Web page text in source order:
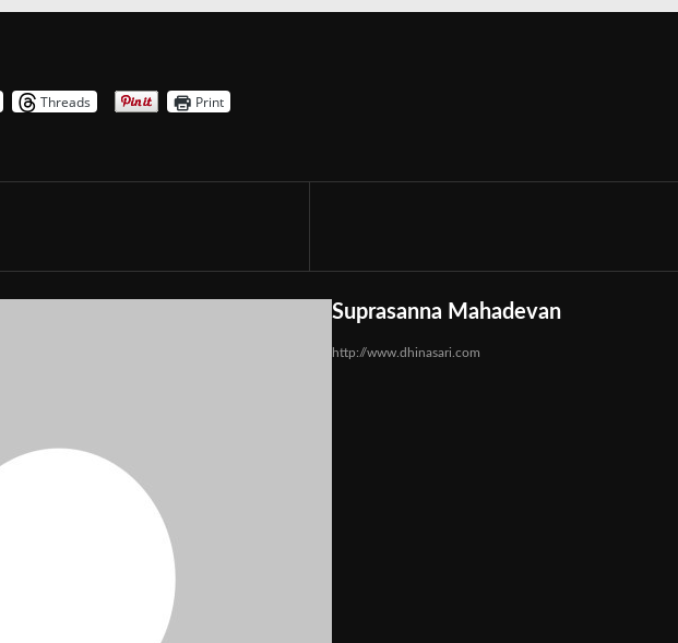
Threads Print
Suprasanna Mahadevan
http://www.dhinasari.com